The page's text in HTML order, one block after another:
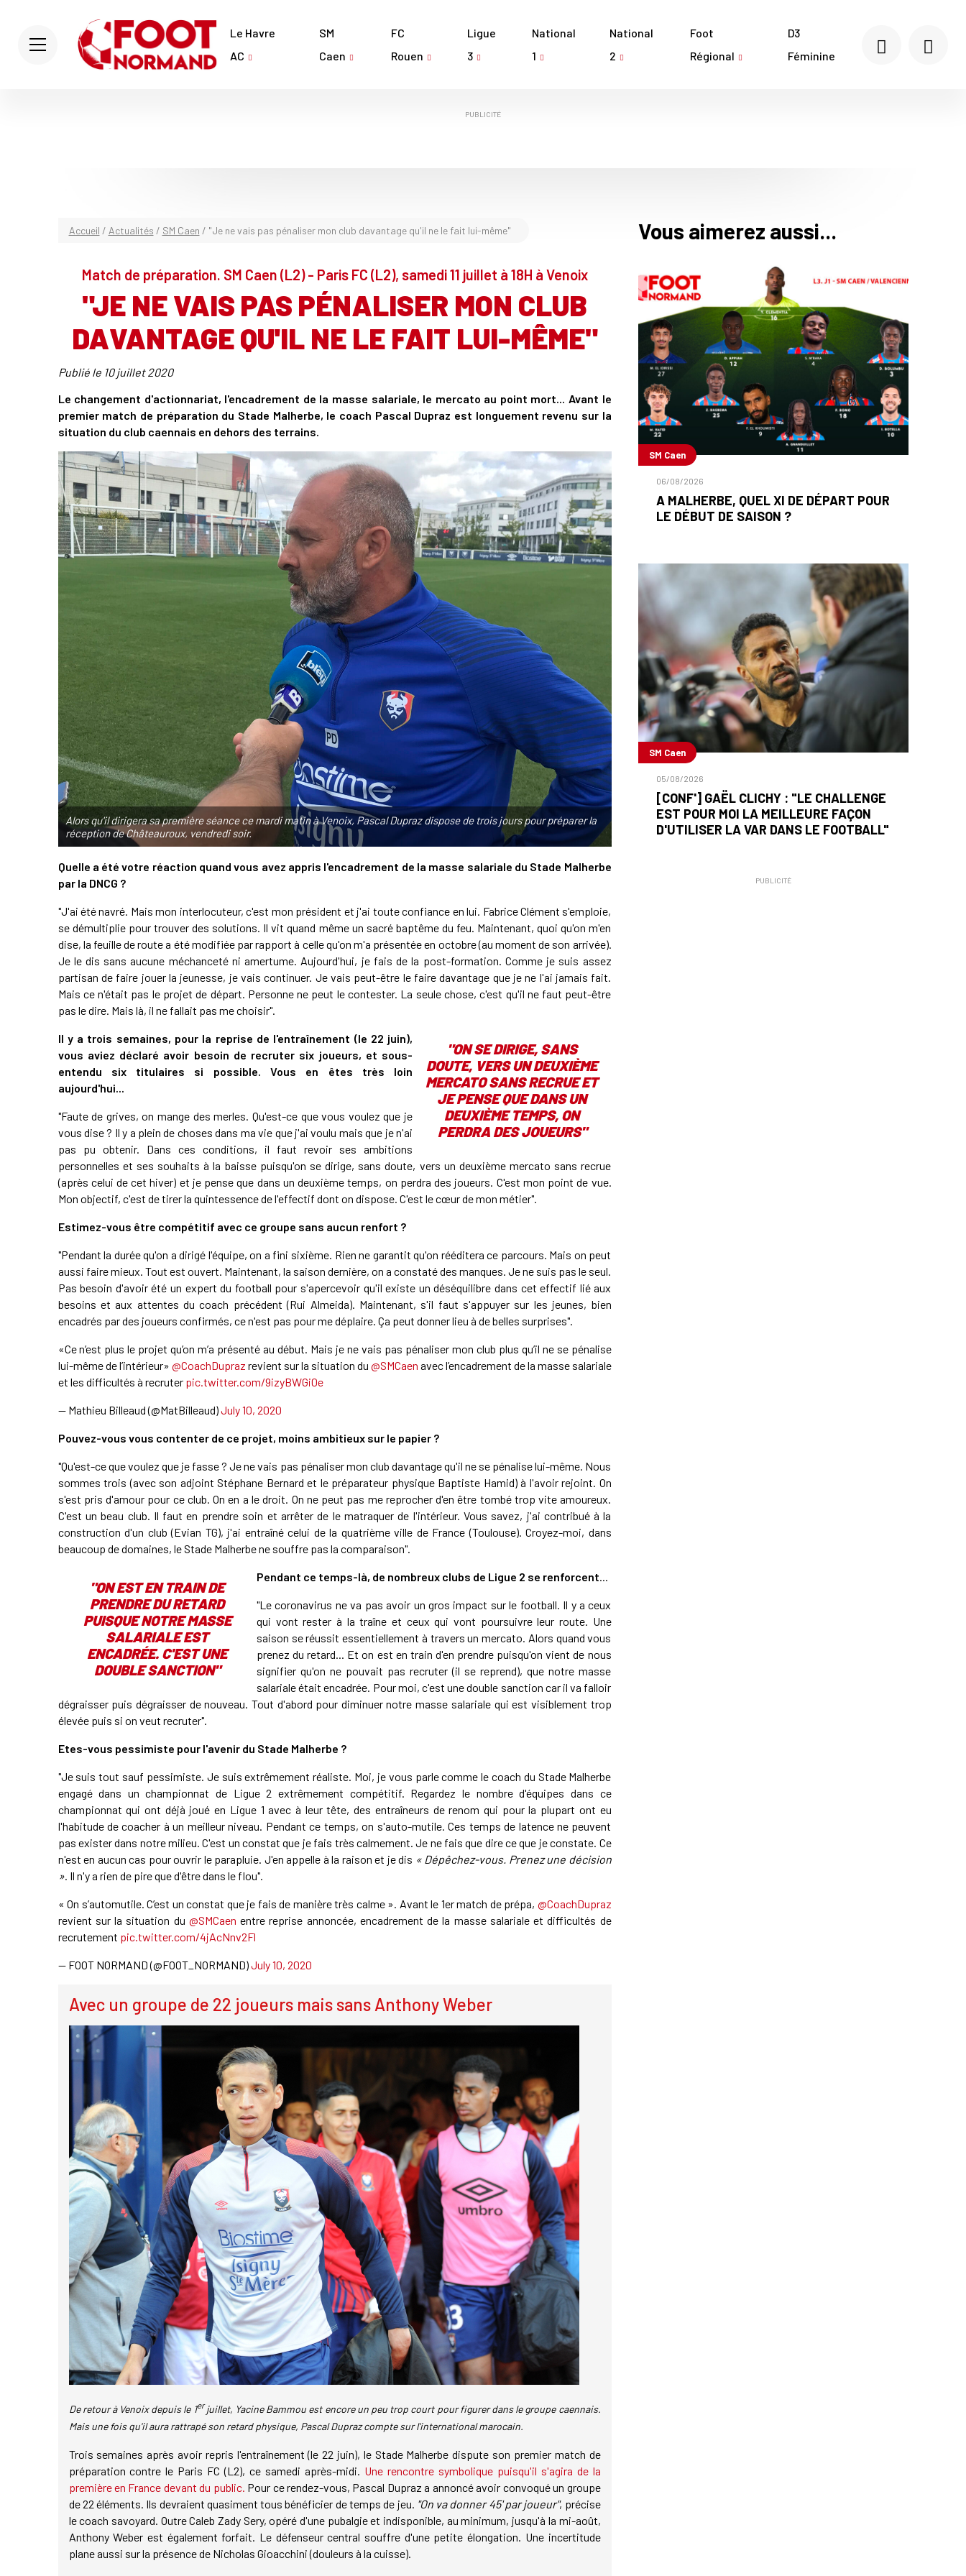
Le Havre
AC
SM
Caen
FC
Rouen
Ligue
3
National
1
National
2
Foot
Régional
D3
Féminine
PUBLICITÉ
Accueil / Actualités / SM Caen / "Je ne vais pas pénaliser mon club davantage qu'il ne le fait lui-même"
Match de préparation. SM Caen (L2) - Paris FC (L2), samedi 11 juillet à 18H à Venoix
"JE NE VAIS PAS PÉNALISER MON CLUB
DAVANTAGE QU'IL NE LE FAIT LUI-MÊME"
Publié le 10 juillet 2020
Le changement d'actionnariat, l'encadrement de la masse salariale, le mercato au point mort... Avant le
premier match de préparation du Stade Malherbe, le coach Pascal Dupraz est longuement revenu sur la
situation du club caennais en dehors des terrains.
Alors qu'il dirigera sa première séance ce mardi matin à Venoix, Pascal Dupraz dispose de trois jours pour préparer la
réception de Châteauroux, vendredi soir.
Quelle a été votre réaction quand vous avez appris l'encadrement de la masse salariale du Stade Malherbe
par la DNCG ?
"J'ai été navré. Mais mon interlocuteur, c'est mon président et j'ai toute confiance en lui. Fabrice Clément s'emploie,
se démultiplie pour trouver des solutions. Il vit quand même un sacré baptême du feu. Maintenant, quoi qu'on m'en
dise, la feuille de route a été modifiée par rapport à celle qu'on m'a présentée en octobre (au moment de son arrivée).
Je le dis sans aucune méchanceté ni amertume. Aujourd'hui, je fais de la post-formation. Comme je suis assez
partisan de faire jouer la jeunesse, je vais continuer. Je vais peut-être le faire davantage que je ne l'ai jamais fait.
Mais ce n'était pas le projet de départ. Personne ne peut le contester. La seule chose, c'est qu'il ne faut peut-être
pas le dire. Mais là, il ne fallait pas me choisir".
"ON SE DIRIGE, SANS
DOUTE, VERS UN DEUXIÈME
MERCATO SANS RECRUE ET
JE PENSE QUE DANS UN
DEUXIÈME TEMPS, ON
PERDRA DES JOUEURS"
Il y a trois semaines, pour la reprise de l'entraînement (le 22 juin),
vous aviez déclaré avoir besoin de recruter six joueurs, et sous-
entendu six titulaires si possible. Vous en êtes très loin
aujourd'hui...
"Faute de grives, on mange des merles. Qu'est-ce que vous voulez que je
vous dise ? Il y a plein de choses dans ma vie que j'ai voulu mais que je n'ai
pas pu obtenir. Dans ces conditions, il faut revoir ses ambitions
personnelles et ses souhaits à la baisse puisqu'on se dirige, sans doute, vers un deuxième mercato sans recrue
(après celui de cet hiver) et je pense que dans un deuxième temps, on perdra des joueurs. C'est mon point de vue.
Mon objectif, c'est de tirer la quintessence de l'effectif dont on dispose. C'est le cœur de mon métier".
Estimez-vous être compétitif avec ce groupe sans aucun renfort ?
"Pendant la durée qu'on a dirigé l'équipe, on a fini sixième. Rien ne garantit qu'on rééditera ce parcours. Mais on peut
aussi faire mieux. Tout est ouvert. Maintenant, la saison dernière, on a constaté des manques. Je ne suis pas le seul.
Pas besoin d'avoir été un expert du football pour s'apercevoir qu'il existe un déséquilibre dans cet effectif lié aux
besoins et aux attentes du coach précédent (Rui Almeida). Maintenant, s'il faut s'appuyer sur les jeunes, bien
encadrés par des joueurs confirmés, ce n'est pas pour me déplaire. Ça peut donner lieu à de belles surprises".
«Ce n’est plus le projet qu’on m’a présenté au début. Mais je ne vais pas pénaliser mon club plus qu’il ne se pénalise
lui-même de l’intérieur» ⁦ @CoachDupraz ⁩ revient sur la situation du ⁦ @SMCaen ⁩ avec l’encadrement de la masse salariale
et les difficultés à recruter pic.twitter.com/9izyBWGi0e
— Mathieu Billeaud (@MatBilleaud)July 10, 2020
Pouvez-vous vous contenter de ce projet, moins ambitieux sur le papier ?
"Qu'est-ce que voulez que je fasse ? Je ne vais pas pénaliser mon club davantage qu'il ne se pénalise lui-même. Nous
sommes trois (avec son adjoint Stéphane Bernard et le préparateur physique Baptiste Hamid) à l'avoir rejoint. On
s'est pris d'amour pour ce club. On en a le droit. On ne peut pas me reprocher d'en être tombé trop vite amoureux.
C'est un beau club. Il faut en prendre soin et arrêter de le matraquer de l'intérieur. Vous savez, j'ai contribué à la
construction d'un club (Evian TG), j'ai entraîné celui de la quatrième ville de France (Toulouse). Croyez-moi, dans
beaucoup de domaines, le Stade Malherbe ne souffre pas la comparaison".
"ON EST EN TRAIN DE
PRENDRE DU RETARD
PUISQUE NOTRE MASSE
SALARIALE EST
ENCADRÉE. C'EST UNE
DOUBLE SANCTION"
Pendant ce temps-là, de nombreux clubs de Ligue 2 se renforcent...
"Le coronavirus ne va pas avoir un gros impact sur le football. Il y a ceux
qui vont rester à la traîne et ceux qui vont poursuivre leur route. Une
saison se réussit essentiellement à travers un mercato. Alors quand vous
prenez du retard... Et on est en train d'en prendre puisqu'on vient de nous
signifier qu'on ne pouvait pas recruter (il se reprend), que notre masse
salariale était encadrée. Pour moi, c'est une double sanction car il va falloir
dégraisser puis dégraisser de nouveau. Tout d'abord pour diminuer notre masse salariale qui est visiblement trop
élevée puis si on veut recruter".
Etes-vous pessimiste pour l'avenir du Stade Malherbe ?
"Je suis tout sauf pessimiste. Je suis extrêmement réaliste. Moi, je vous parle comme le coach du Stade Malherbe
engagé dans un championnat de Ligue 2 extrêmement compétitif. Regardez le nombre d'équipes dans ce
championnat qui ont déjà joué en Ligue 1 avec à leur tête, des entraîneurs de renom qui pour la plupart ont eu
l'habitude de coacher à un meilleur niveau. Pendant ce temps, on s'auto-mutile. Ces temps de latence ne peuvent
pas exister dans notre milieu. C'est un constat que je fais très calmement. Je ne fais que dire ce que je constate. Ce
n'est en aucun cas pour ouvrir le parapluie. J'en appelle à la raison et je dis « Dépêchez-vous. Prenez une décision
». Il n'y a rien de pire que d'être dans le flou".
« On s’automutile. C’est un constat que je fais de manière très calme ». Avant le 1er match de prépa, ⁦ @CoachDupraz
revient sur la situation du ⁦ @SMCaen ⁩ entre reprise annoncée, encadrement de la masse salariale et difficultés de
recrutement pic.twitter.com/4jAcNnv2Fl
— FOOT NORMAND (@FOOT_NORMAND)July 10, 2020
Avec un groupe de 22 joueurs mais sans Anthony Weber
De retour à Venoix depuis le 1erjuillet, Yacine Bammou est encore un peu trop court pour figurer dans le groupe caennais.
Mais une fois qu'il aura rattrapé son retard physique, Pascal Dupraz compte sur l'international marocain.
Trois semaines après avoir repris l'entraînement (le 22 juin), le Stade Malherbe dispute son premier match de
préparation contre le Paris FC (L2), ce samedi après-midi. Une rencontre symbolique puisqu'il s'agira de la
première en France devant du public. Pour ce rendez-vous, Pascal Dupraz a annoncé avoir convoqué un groupe
de 22 éléments. Ils devraient quasiment tous bénéficier de temps de jeu. "On va donner 45' par joueur", précise
le coach savoyard. Outre Caleb Zady Sery, opéré d'une pubalgie et indisponible, au minimum, jusqu'à la mi-août,
Anthony Weber est également forfait. Le défenseur central souffre d'une petite élongation. Une incertitude
plane aussi sur la présence de Nicholas Gioacchini (douleurs à la cuisse).
Vous aimerez aussi...
SM Caen
06/08/2026
A MALHERBE, QUEL XI DE DÉPART POUR
LE DÉBUT DE SAISON ?
SM Caen
05/08/2026
[CONF'] GAËL CLICHY : "LE CHALLENGE
EST POUR MOI LA MEILLEURE FAÇON
D'UTILISER LA VAR DANS LE FOOTBALL"
PUBLICITÉ